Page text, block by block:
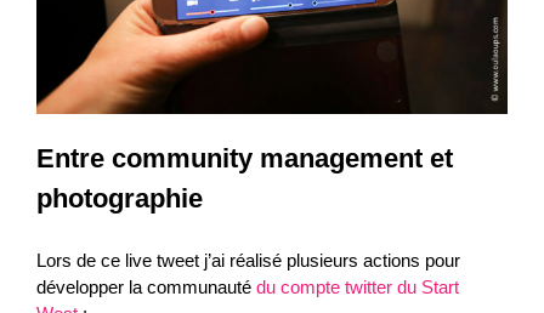
Entre community management et
photographie
Lors de ce live tweet j’ai réalisé plusieurs actions pour
développer la communauté du compte twitter du Start